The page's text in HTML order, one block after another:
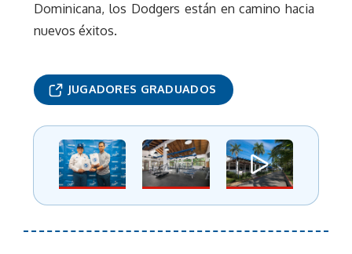
Dominicana, los Dodgers están en camino hacia
nuevos éxitos.
JUGADORES GRADUADOS